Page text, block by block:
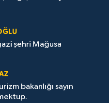
şehri Mağusa
bakanlığı sayın